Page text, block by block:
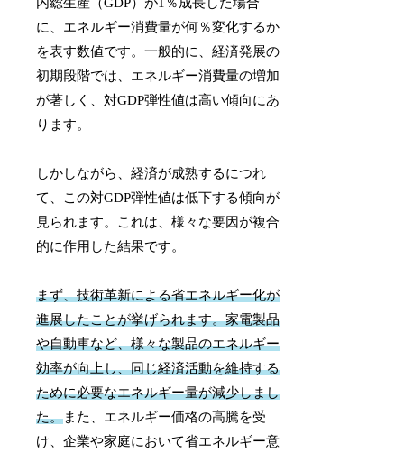
に、エネルギー消費量が何％変化するか
を表す数値です。一般的に、経済発展の
初期段階では、エネルギー消費量の増加
が著しく、対GDP弾性値は高い傾向にあ
ります。
しかしながら、経済が成熟するにつれ
て、この対GDP弾性値は低下する傾向が
見られます。これは、様々な要因が複合
的に作用した結果です。
まず、技術革新による省エネルギー化が
進展したことが挙げられます。家電製品
や自動車など、様々な製品のエネルギー
効率が向上し、同じ経済活動を維持する
ために必要なエネルギー量が減少しまし
た。また、エネルギー価格の高騰を受
け、企業や家庭において省エネルギー意